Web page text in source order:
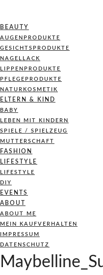
BEAUTY
AUGENPRODUKTE
GESICHTSPRODUKTE
NAGELLACK
LIPPENPRODUKTE
PFLEGEPRODUKTE
NATURKOSMETIK
ELTERN & KIND
BABY
LEBEN MIT KINDERN
SPIELE / SPIELZEUG
MUTTERSCHAFT
FASHION
LIFESTYLE
LIFESTYLE
DIY
EVENTS
ABOUT
ABOUT ME
MEIN KAUFVERHALTEN
IMPRESSUM
DATENSCHUTZ